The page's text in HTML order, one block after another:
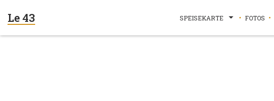
Le 43 SPEISEKARTE FOTOS